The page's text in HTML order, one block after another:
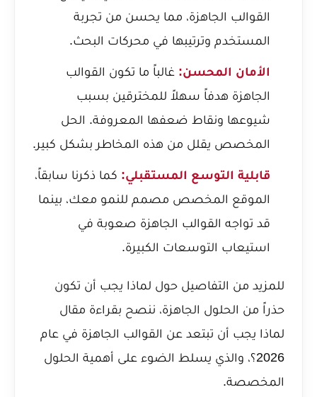
القوالب الجاهزة، مما يحسن من تجربة
المستخدم وترتيبها في محركات البحث.
الأمان المحسن: غالباً ما تكون القوالب
الجاهزة هدفاً سهلاً للمخترقين بسبب
شيوعها ونقاط ضعفها المعروفة. الحل
المخصص يقلل من هذه المخاطر بشكل كبير.
قابلية التوسع المستقبلي: كما ذكرنا سابقاً،
الموقع المخصص مصمم للنمو معك، بينما
قد تواجه القوالب الجاهزة صعوبة في
استيعاب التوسعات الكبيرة.
للمزيد من التفاصيل حول لماذا يجب أن تكون
حذراً من الحلول الجاهزة، ننصح بقراءة مقال
لماذا يجب أن تبتعد عن القوالب الجاهزة في عام
2026؟ ، والذي يسلط الضوء على أهمية الحلول
المخصصة.